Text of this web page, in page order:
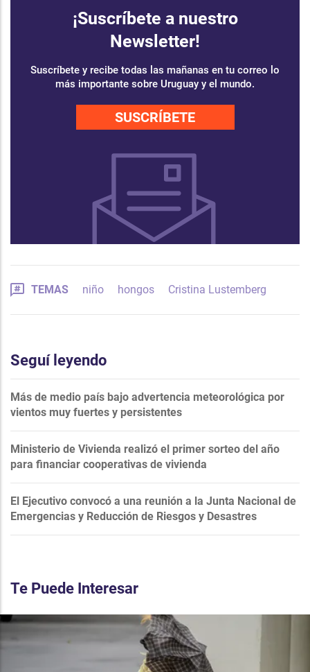
¡Suscríbete a nuestro
Newsletter!
Suscríbete y recibe todas las mañanas en tu correo lo
más importante sobre Uruguay y el mundo.
SUSCRÍBETE
TEMAS niño hongos Cristina Lustemberg
Seguí leyendo
Más de medio país bajo advertencia meteorológica por
vientos muy fuertes y persistentes
Ministerio de Vivienda realizó el primer sorteo del año
para financiar cooperativas de vivienda
El Ejecutivo convocó a una reunión a la Junta Nacional de
Emergencias y Reducción de Riesgos y Desastres
Te Puede Interesar